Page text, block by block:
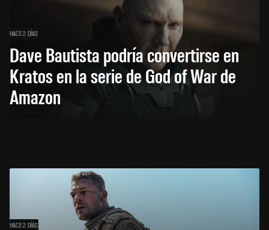
HACE 2 DÍAS
Dave Bautista podría convertirse en
Kratos en la serie de God of War de
Amazon
HACE 2 DÍAS